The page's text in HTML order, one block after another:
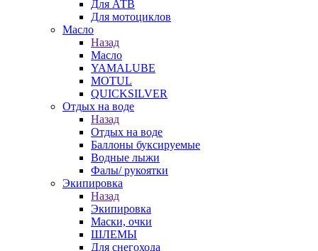
Для АТВ
Для мотоциклов
Масло
Назад
Масло
YAMALUBE
MOTUL
QUICKSILVER
Отдых на воде
Назад
Отдых на воде
Баллоны буксируемые
Водные лыжи
Фалы/ рукоятки
Экипировка
Назад
Экипировка
Маски, очки
ШЛЕМЫ
Для снегохода